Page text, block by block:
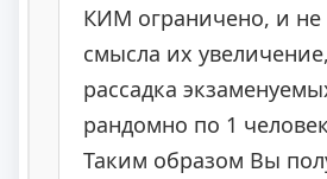
КИМ ограничено, и не
смысла их
рассадка
рандомно по 1
Таким образом Вы